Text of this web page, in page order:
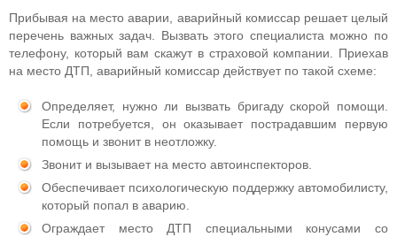
Прибывая на место аварии, аварийный комиссар решает целый
перечень важных задач. Вызвать этого специалиста можно по
телефону, который вам скажут в страховой компании. Приехав
на место ДТП, аварийный комиссар действует по такой схеме:
Определяет, нужно ли вызвать бригаду скорой помощи.
Если потребуется, он оказывает пострадавшим первую
помощь и звонит в неотложку.
Звонит и вызывает на место автоинспекторов.
Обеспечивает психологическую поддержку автомобилисту,
который попал в аварию.
Ограждает место ДТП специальными конусами со